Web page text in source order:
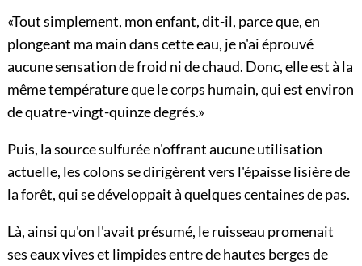
«Tout simplement, mon enfant, dit-il, parce que, en
plongeant ma main dans cette eau, je n'ai éprouvé
aucune sensation de froid ni de chaud. Donc, elle est à la
même température que le corps humain, qui est environ
de quatre-vingt-quinze degrés.»
Puis, la source sulfurée n'offrant aucune utilisation
actuelle, les colons se dirigèrent vers l'épaisse lisière de
la forêt, qui se développait à quelques centaines de pas.
Là, ainsi qu'on l'avait présumé, le ruisseau promenait
ses eaux vives et limpides entre de hautes berges de